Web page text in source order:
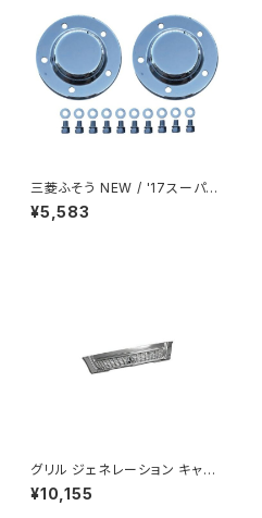
三菱ふそう NEW / '17スーパー
グレート メッキ フロント ハブキ
ャップ 2個セット 高床 デコトラ J
¥5,583
グリル ジェネレーション キャン
ター ワイド クローム メッキ フ
ロント 三菱 ふそう ZERO AP-
¥10,155